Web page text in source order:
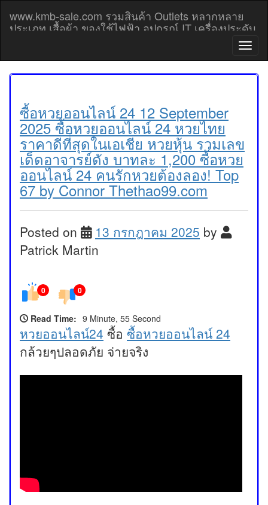
content
www.kmb-sale.com รวมสินค้า Outlets หลากหลาย
ประเภท เสื้อผ้า ของใช้ไฟฟ้า อุปกรณ์ IT เครื่องประดับ
T
o
g
o
ซื้อหวยออนไลน์ 24 12 September
2025 ซื้อหวยออนไลน์ 24 หวยไทย
ราคาดีที่สุดในเอเชีย หวยหุ้น รวมเลข
เด็ดอาจารย์ดัง บาทละ 1,200 ซื้อหวย
ออนไลน์ 24 คนรักหวยต้องลอง! Top
67 by Connor Thethao99.com
Posted on 13 กรกฎาคม 2025 by
Patrick Martin
0 0
Read Time: 9 Minute, 55 Second
หวยออนไลน์24 ซื้อ ซื้อหวยออนไลน์ 24
กล้วยๆปลอดภัย จ่ายจริง